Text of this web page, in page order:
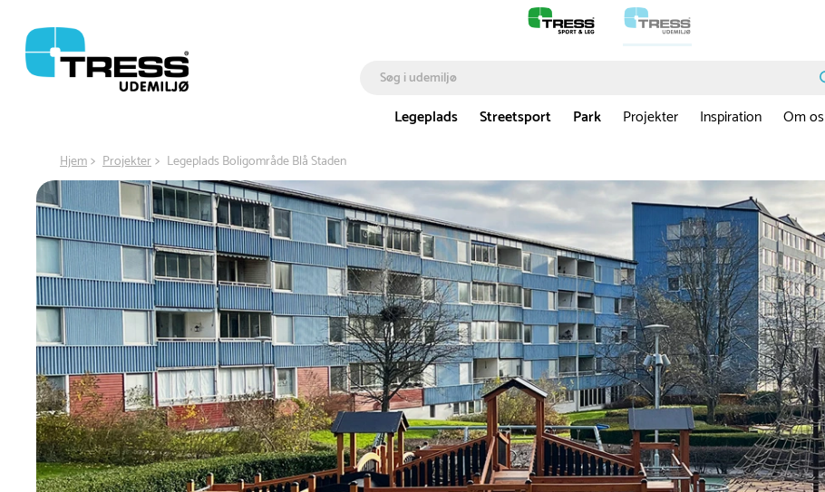
Legeplads
Streetsport Park Projekter Inspiration Om os
Hjem Projekter Legeplads Boligområde Blå Staden